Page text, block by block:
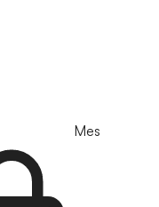
Mes